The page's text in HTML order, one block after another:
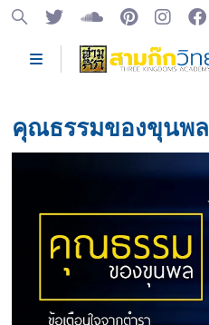
คุณธรรมของขุนพล